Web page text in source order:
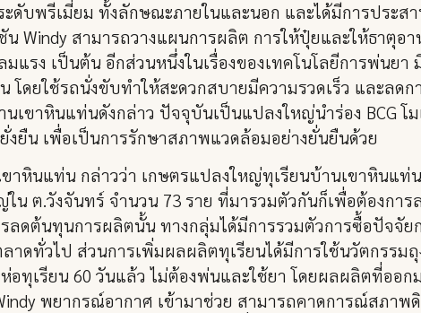
ดับพรีเมี่ยม ทั้งลักษณะภายในและนอก และได้มีการประส
Windy สามารถวางแผนการผลิต การให้ปุ๋ยและให้ธาตุอ
แรง เป็นต้น อีกส่วนหนึ่งในเรื่องของเทคโนโลยีการพ่นยา
ดยใช้รถนั่งขับทำให้สะดวกสบายมีความรวดเร็ว และลด
ขาหินแท่นดังกล่าว ปัจจุบันเป็นแปลงใหญ่นำร่อง BCG โม
งยืน เพื่อเป็นการรักษาสภาพแวดล้อมอย่างยั่นยืนด้วย
หินแท่น กล่าวว่า เกษตรแปลงใหญ่ทุเรียนบ้านเขาหินแท่น
น ต.วังจันทร์ จำนวน 73 ราย ที่มารวมตัวกันก็เพื่อต้องกา
ดต้นทุนการผลิตนั้น ทางกลุ่มได้มีการรวมตัวการซื้อปัจจัย
าดทั่วไป ส่วนการเพิ่มผลผลิตทุเรียนได้มีการใช้นวัตกรรม
อทุเรียน 60 วันแล้ว ไม่ต้องพ่นและใช้ยา โดยผลผลิตที่ออ
พยากรณ์อากาศ เข้ามาช่วย สามารถคาดการณ์สภาพ